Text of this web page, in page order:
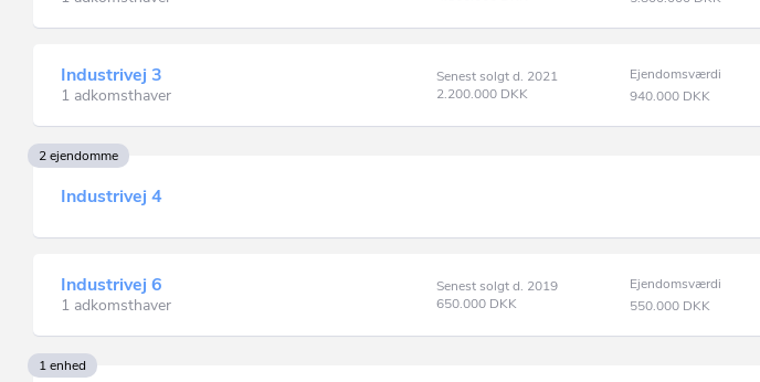
Industrivej 3
1 adkomsthaver
Senest solgt d. 2021
2.200.000 DKK
Ejendomsværdi
940.000 DKK
2 ejendomme
Industrivej 4
Industrivej 6
1 adkomsthaver
Senest solgt d. 2019
650.000 DKK
Ejendomsværdi
550.000 DKK
1 enhed